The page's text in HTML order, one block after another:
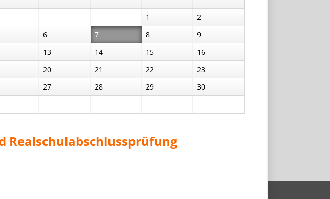
1
2
6 7 8
9
13 14 15
16
20 21 22
23
27 28 29
30
Realschulabschlussprüfung